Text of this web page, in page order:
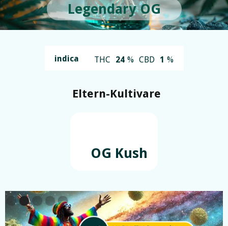
Legendary OG
indica THC 24 % CBD 1 %
Eltern-Kultivare
OG Kush